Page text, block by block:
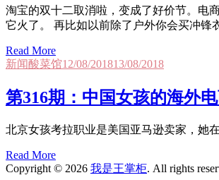
淘宝的双十二取消啦，变成了好价节。电
它火了。 再比如以前除了户外你会买冲锋
Read More
新闻酸菜馆12/08/201813/08/2018
第316期：中国女孩的海外
北京女孩考拉职业是美国亚马逊卖家，她
Read More
Copyright © 2026 我是王掌柜. All rights